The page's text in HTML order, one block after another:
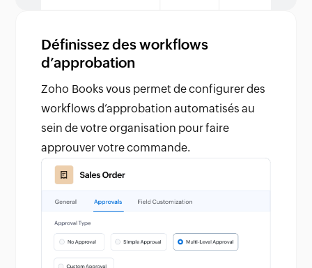
Définissez des workflows
d’approbation
Zoho Books vous permet de configurer des
workflows d’approbation automatisés au
sein de votre organisation pour faire
approuver votre commande.